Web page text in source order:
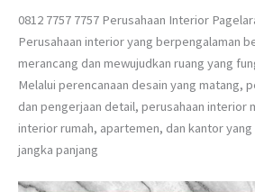
0812 7757 7757 Perusahaan Interior
Perusahaan interior yang berpengalaman
merancang dan mewujudkan ruang yang
Melalui perencanaan desain yang matang,
dan pengerjaan detail, perusahaan interior
interior rumah, apartemen, dan kantor
jangka panjang